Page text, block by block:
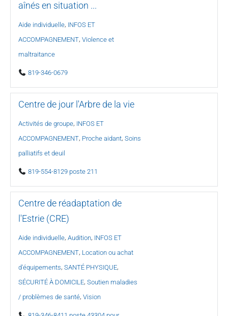
aînés en situation ...
Aide individuelle, INFOS ET
ACCOMPAGNEMENT, Violence et
maltraitance
819-346-0679
Centre de jour l'Arbre de la vie
Activités de groupe, INFOS ET
ACCOMPAGNEMENT, Proche aidant, Soins
palliatifs et deuil
819-554-8129 poste 211
Centre de réadaptation de
l'Estrie (CRE)
Aide individuelle, Audition, INFOS ET
ACCOMPAGNEMENT, Location ou achat
d'équipements, SANTÉ PHYSIQUE,
SÉCURITÉ À DOMICILE, Soutien maladies
/ problèmes de santé, Vision